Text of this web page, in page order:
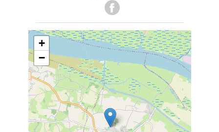
+
−